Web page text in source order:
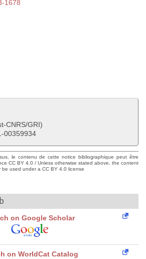
1678
CNRS/GRI)
00359934
le contenu de cette notice bibliographique peut être
CC BY 4.0 / Unless otherwise stated above, the content
used under a CC BY 4.0 license
on Google Scholar
on WorldCat Catalog